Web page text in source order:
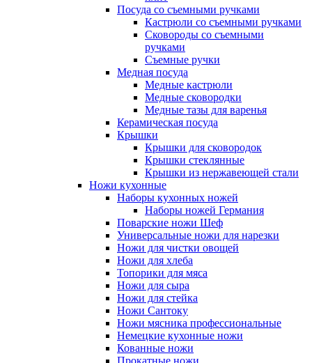
Посуда со съемными ручками
Кастрюли со съемными ручками
Сковороды со съемными
ручками
Съемные ручки
Медная посуда
Медные кастрюли
Медные сковородки
Медные тазы для варенья
Керамическая посуда
Крышки
Крышки для сковородок
Крышки стеклянные
Крышки из нержавеющей стали
Ножи кухонные
Наборы кухонных ножей
Наборы ножей Германия
Поварские ножи Шеф
Универсальные ножи для нарезки
Ножи для чистки овощей
Ножи для хлеба
Топорики для мяса
Ножи для сыра
Ножи для стейка
Ножи Сантоку
Ножи мясника профессиональные
Немецкие кухонные ножи
Кованные ножи
Прокатные ножи